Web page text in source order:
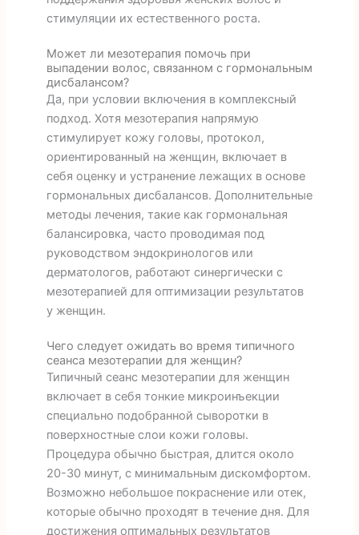
стимуляции их естественного роста.
Может ли мезотерапия помочь при
выпадении волос, связанном с гормональным
дисбалансом?
Да, при условии включения в комплексный
подход. Хотя мезотерапия напрямую
стимулирует кожу головы, протокол,
ориентированный на женщин, включает в
себя оценку и устранение лежащих в основе
гормональных дисбалансов. Дополнительные
методы лечения, такие как гормональная
балансировка, часто проводимая под
руководством эндокринологов или
дерматологов, работают синергически с
мезотерапией для оптимизации результатов
у женщин.
Чего следует ожидать во время типичного
сеанса мезотерапии для женщин?
Типичный сеанс мезотерапии для женщин
включает в себя тонкие микроинъекции
специально подобранной сыворотки в
поверхностные слои кожи головы.
Процедура обычно быстрая, длится около
20-30 минут, с минимальным дискомфортом.
Возможно небольшое покраснение или отек,
которые обычно проходят в течение дня. Для
достижения оптимальных результатов